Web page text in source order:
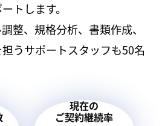
トします。
整、規格分析、書類作成、
うサポートスタッフも50名
現在の
ご契約継続率